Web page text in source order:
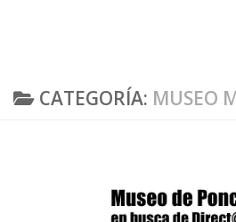
CATEGORÍA: MUSEO